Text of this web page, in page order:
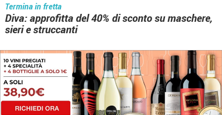
Termina in fretta
Diva: approfitta del 40% di sconto su maschere,
sieri e struccanti